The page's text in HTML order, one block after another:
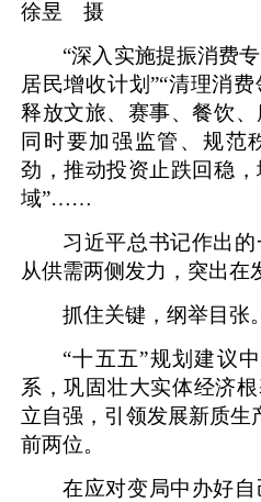
徐昱 摄
“深入实施提振消费
居民增收计划”“清理消
释放文旅、赛事、餐饮、
同时要加强监管、规范
劲，推动投资止跌回稳
域”……
习近平总书记作出
从供需两侧发力，突出在
抓住关键，纲举目张。
“十五五”规划建议
系，巩固壮大实体经济
立自强，引领发展新质生
前两位。
在应对变局中办好